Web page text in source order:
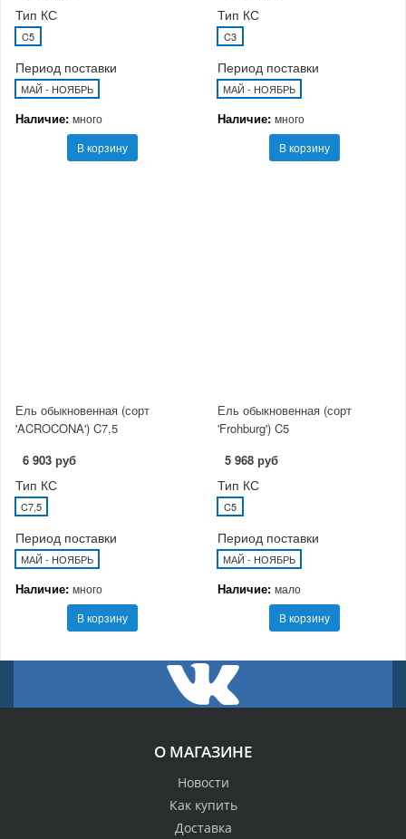
Тип КС
C5
Период поставки
МАЙ - НОЯБРЬ
Наличие: много
В корзину
Тип КС
C3
Период поставки
МАЙ - НОЯБРЬ
Наличие: много
В корзину
Ель обыкновенная (сорт
'ACROCONA') C7,5
6 903 руб
Тип КС
C7,5
Период поставки
МАЙ - НОЯБРЬ
Наличие: много
В корзину
Ель обыкновенная (сорт
'Frohburg') C5
5 968 руб
Тип КС
C5
Период поставки
МАЙ - НОЯБРЬ
Наличие: мало
В корзину
О МАГАЗИНЕ
Новости
Как купить
Доставка